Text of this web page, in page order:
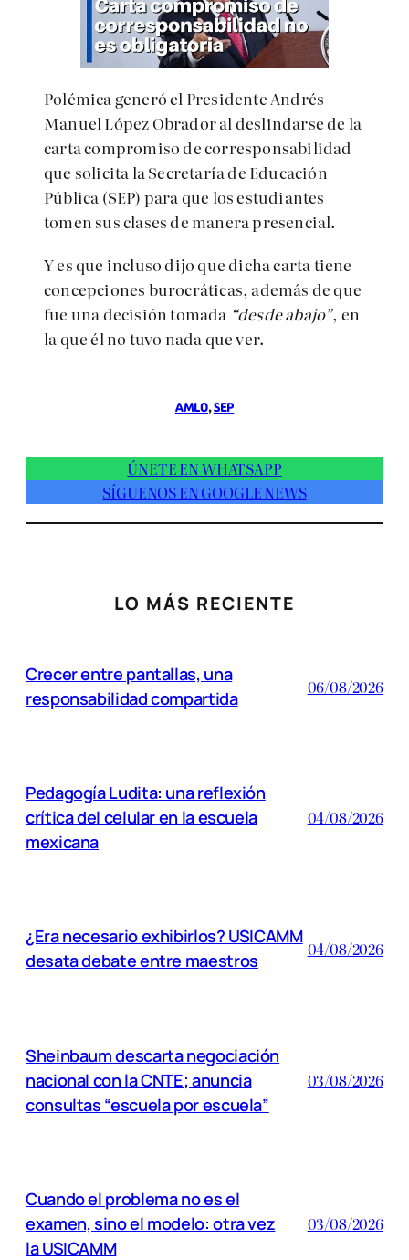
Polémica generó el Presidente Andrés
Manuel López Obrador al deslindarse de la
carta compromiso de corresponsabilidad
que solicita la Secretaría de Educación
Pública (SEP) para que los estudiantes
tomen sus clases de manera presencial.
Y es que incluso dijo que dicha carta tiene
concepciones burocráticas, además de que
fue una decisión tomada “desde abajo”, en
la que él no tuvo nada que ver.
AMLO, SEP
ÚNETE EN WHATSAPP
SÍGUENOS EN GOOGLE NEWS
LO MÁS RECIENTE
Crecer entre pantallas, una
responsabilidad compartida
06/08/2026
Pedagogía Ludita: una reflexión
crítica del celular en la escuela
mexicana
04/08/2026
¿Era necesario exhibirlos? USICAMM
desata debate entre maestros
04/08/2026
Sheinbaum descarta negociación
nacional con la CNTE; anuncia
consultas “escuela por escuela”
03/08/2026
Cuando el problema no es el
examen, sino el modelo: otra vez
la USICAMM
03/08/2026